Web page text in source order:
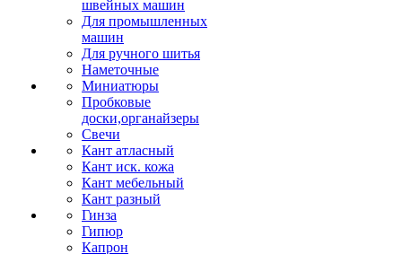
швейных машин
Для промышленных
машин
Для ручного шитья
Наметочные
Миниатюры
Пробковые
доски,органайзеры
Свечи
Кант атласный
Кант иск. кожа
Кант мебельный
Кант разный
Гинза
Гипюр
Капрон